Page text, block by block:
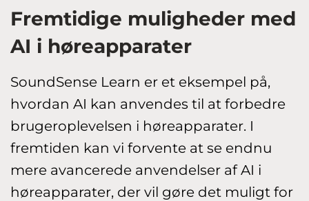
Fremtidige muligheder med
AI i høreapparater
SoundSense Learn er et eksempel på,
hvordan AI kan anvendes til at forbedre
brugeroplevelsen i høreapparater. I
fremtiden kan vi forvente at se endnu
mere avancerede anvendelser af AI i
høreapparater, der vil gøre det muligt for